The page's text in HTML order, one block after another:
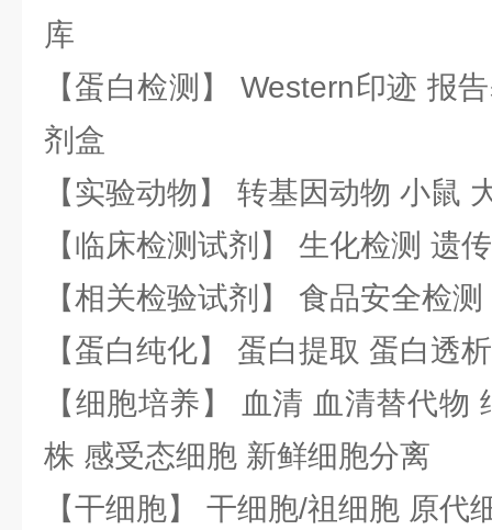
库
【蛋白检测】 Western印迹 报
剂盒
【实验动物】 转基因动物 小鼠
【临床检测试剂】 生化检测 遗
【相关检验试剂】 食品安全检
【蛋白纯化】 蛋白提取 蛋白透
【细胞培养】 血清 血清替代物
株 感受态细胞 新鲜细胞分离
【干细胞】 干细胞/祖细胞 原代